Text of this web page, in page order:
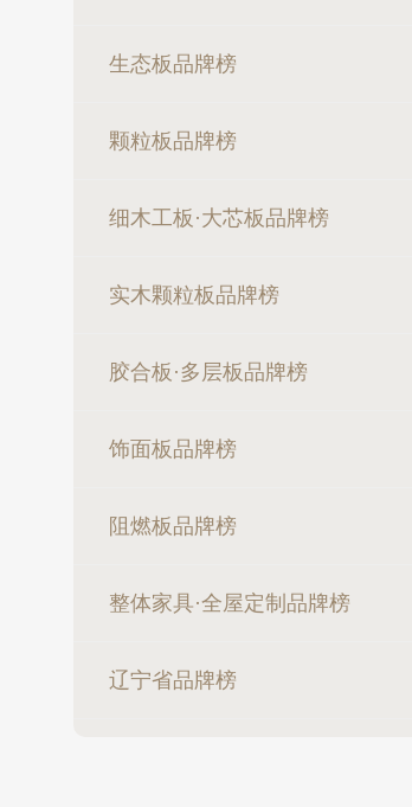
生态板品牌榜
颗粒板品牌榜
细木工板·大芯板品牌榜
实木颗粒板品牌榜
胶合板·多层板品牌榜
饰面板品牌榜
阻燃板品牌榜
整体家具·全屋定制品牌榜
辽宁省品牌榜